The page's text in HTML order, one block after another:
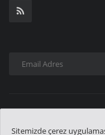
Sitemizde çerez